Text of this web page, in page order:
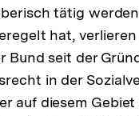
tätig
hat,
Bund seit der
in der
auf diesem